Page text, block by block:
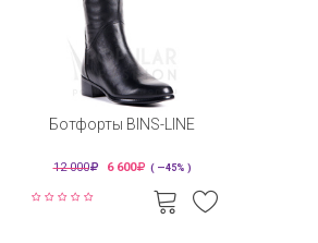
Ботфорты BINS-LINE
12 000 6 600 ( —45% )